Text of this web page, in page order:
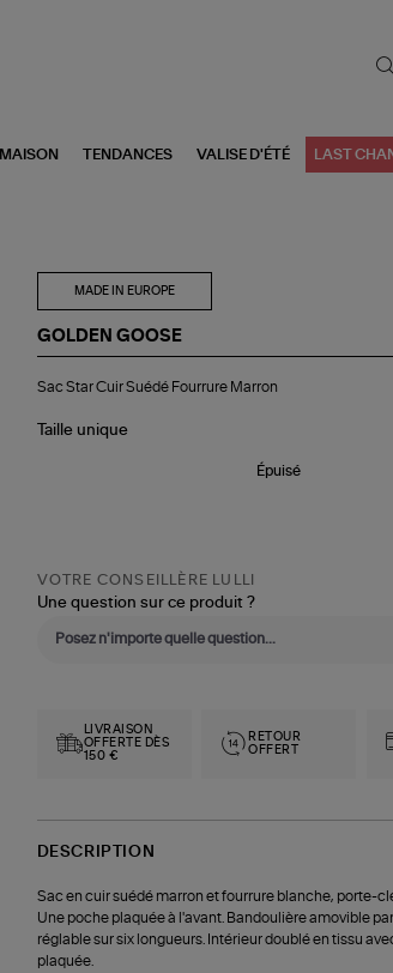
MAISON TENDANCES VALISE D'ÉTÉ LAST
MADE IN EUROPE
GOLDEN GOOSE
Star
Suédé
Sac Star Cuir Suédé Fourrure Marron
Taille unique
Épuisé
VOTRE CONSEILLÈRE LULLI
Une question sur ce produit ?
LIVRAISON
OFFERTE DÈS
150 €
RETOUR
OFFERT
DESCRIPTION
Sac en cuir suédé marron et fourrure blanche, porte-
Une poche plaquée à l'avant. Bandoulière amovible
réglable sur six longueurs. Intérieur doublé en tissu
plaquée.